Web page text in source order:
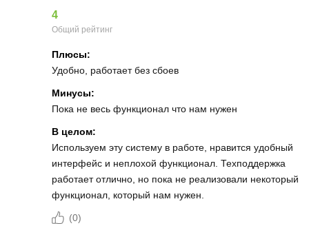
4
Общий рейтинг
Плюсы:
Удобно, работает без сбоев
Минусы:
Пока не весь функционал что нам нужен
В целом:
Используем эту систему в работе, нравится удобный
интерфейс и неплохой функционал. Техподдержка
работает отлично, но пока не реализовали некоторый
функционал, который нам нужен.
(0)